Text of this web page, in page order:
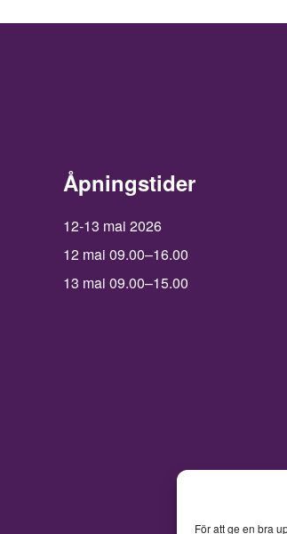
För att ge en bra
Åpningstider
12-13 mai 2026
12 mai 09.00–16.00
13 mai 09.00–15.00